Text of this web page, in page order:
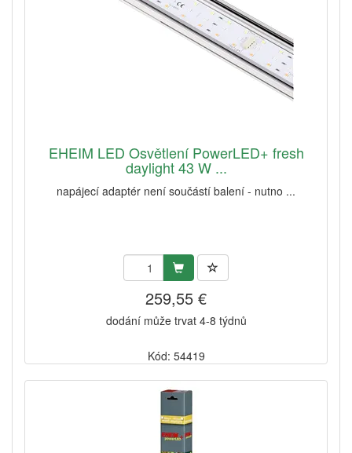
EHEIM LED Osvětlení PowerLED+ fresh
daylight 43 W ...
napájecí adaptér není součástí balení - nutno ...
259,55 €
dodání může trvat 4-8 týdnů
Kód: 54419